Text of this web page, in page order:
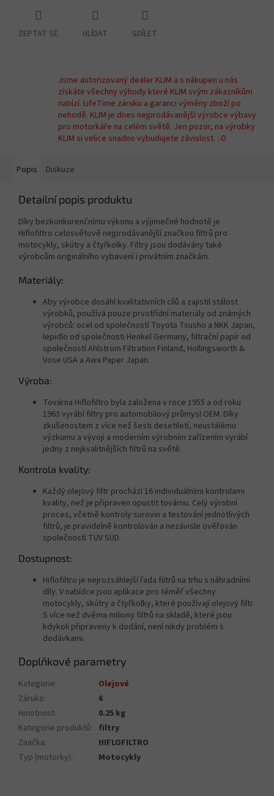
ZEPTAT SE HLÍDAT SDÍLET
Jsme autorizovaný dealer KLIM a s nákupen u nás
získáte všechny výhody které KLIM svým zákazníkům
nabízí. LifeTime záruku a garanci výměny zboží po
nehodě. KLIM je dnes nejprodávanější výrobce výbavy
pro motorkáře na celém světě. Jen pozor, na výrobky
KLIM si velice snadno vybudujete závislost. :-D
Popis Diskuze
Detailní popis produktu
Díky bezkonkurenčnímu výkonu a výjimečné hodnotě je
Hiflofiltro celosvětově nejprodávanější značkou filtrů pro
motocykly, skútry a čtyřkolky. Filtry jsou dodávány také
výrobcům originálního vybavení i privátním značkám.
Materiály:
Aby výrobce dosáhl kvalitativních cílů a zajistil stálost
výrobků, používá pouze prvotřídní materiály od známých
výrobců: ocel od společností Toyota Tsusho a NKK Japan,
lepidlo od společnosti Henkel Germany, filtrační papír od
společností Ahlstrom Filtration Finland, Hollingsworth &
Vose USA a Awa Paper Japan.
Výroba:
Továrna Hiflofiltro byla založena v roce 1955 a od roku
1963 vyrábí filtry pro automobilový průmysl OEM. Díky
zkušenostem z více než šesti desetiletí, neustálému
výzkumu a vývoji a moderním výrobním zařízením vyrábí
jedny z nejkvalitnějších filtrů na světě.
Kontrola kvality:
Každý olejový filtr prochází 16 individuálními kontrolami
kvality, než je připraven opustit továrnu. Celý výrobní
proces, včetně kontroly surovin a testování jednotlivých
filtrů, je pravidelně kontrolován a nezávisle ověřován
společností TÜV SÜD.
Dostupnost:
Hiflofiltro je nejrozsáhlejší řada filtrů na trhu s náhradními
díly. V nabídce jsou aplikace pro téměř všechny
motocykly, skútry a čtyřkolky, které používají olejový filtr.
S více než dvěma miliony filtrů na skladě, které jsou
kdykoli připraveny k dodání, není nikdy problém s
dodávkami.
Doplňkové parametry
Kategorie:
Olejové
Záruka:
6
Hmotnost:
0.25 kg
Kategorie produktů: filtry
Značka:
HIFLOFILTRO
Typ (motorky): Motocykly